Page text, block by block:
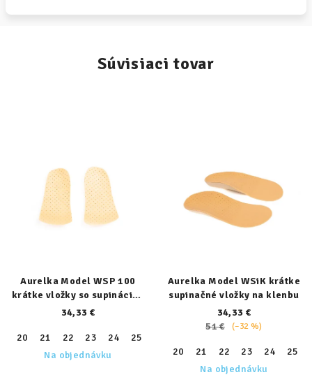
Súvisiaci tovar
Aurelka Model WSP 100
krátke vložky so supináciou
päty
34,33 €
20 21 22 23 24 25
Na objednávku
Aurelka Model WSiK krátke
supinačné vložky na klenbu
34,33 €
51 €
(–32 %)
20 21 22 23 24 25
Na objednávku